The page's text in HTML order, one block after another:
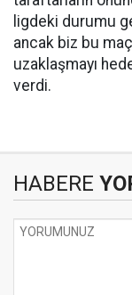
ligdeki durumu
ancak biz bu
uzaklaşmayı
verdi.
HABERE